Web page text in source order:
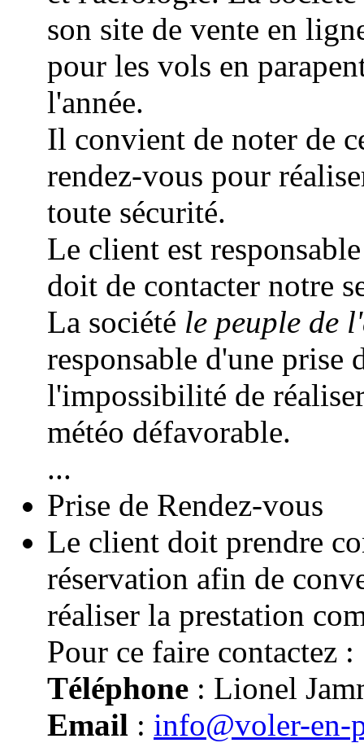
son site de vente en
pour les vols en
l'année.
Il convient de noter de
rendez-vous pour
toute sécurité.
Le client est
doit de contacter notre
La société le peuple de
responsable d'une prise
l'impossibilité de
météo défavorable.
...
Prise de Rendez-vous
Le client doit prendre
réservation afin de
réaliser la prestation
Pour ce faire contactez :
Téléphone : Lionel
Email : info@voler-en-